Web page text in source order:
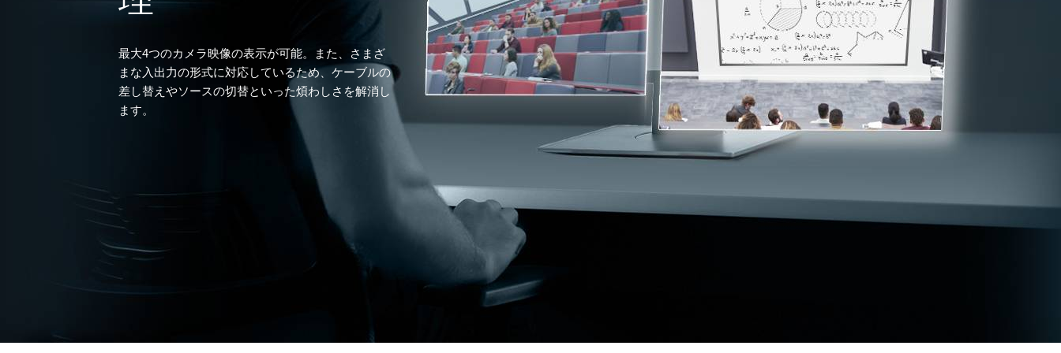
最大4つのカメラ映像の表示が可能。また、さまざ
まな入出力の形式に対応しているため、ケーブルの
差し替えやソースの切替といった煩わしさを解消し
ます。